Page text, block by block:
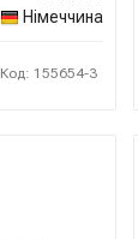
Німеччина
Код: 155654-3